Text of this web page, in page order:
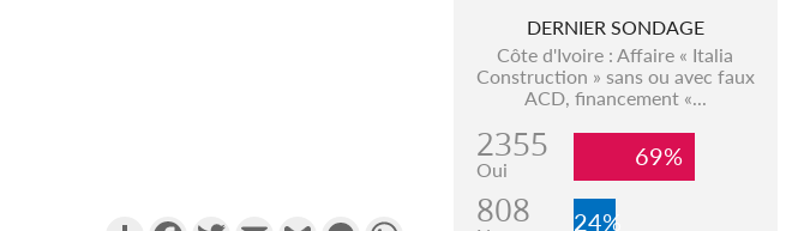
PartagerFacebookTwitterEmail Gmail MessengerWhatsApp
DERNIER SONDAGE
Côte d'Ivoire : Affaire « Italia
Construction » sans ou avec faux
ACD, financement «...
2355
Oui 69%
808 24%